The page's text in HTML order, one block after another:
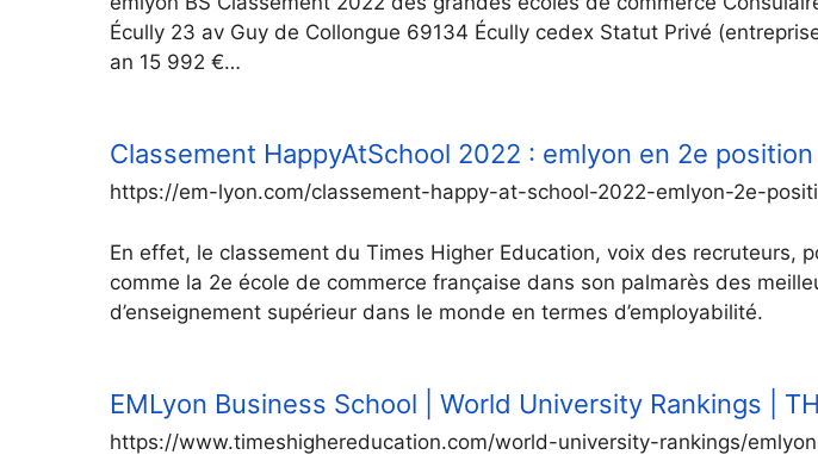
Écully 23 av Guy de Collongue 69134 Écully cedex Statut Privé
an 15 992 €…
Classement HappyAtSchool 2022 : emlyon en 2e
https://em-lyon.com/classement-happy-at-school-2022-emlyon-2e-
En effet, le classement du Times Higher Education, voix des recruteurs,
comme la 2e école de commerce française dans son palmarès des
d’enseignement supérieur dans le monde en termes d’employabilité.
EMLyon Business School | World University Rankings |
https://www.timeshighereducation.com/world-university-rankings/